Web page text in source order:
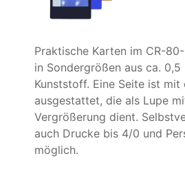
Praktische Karten im CR-
in Sondergrößen aus ca.
Kunststoff. Eine Seite ist mit
ausgestattet, die als Lupe
Vergrößerung dient.
auch Drucke bis 4/0 und
möglich.